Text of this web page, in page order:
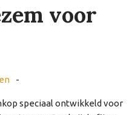
voor
-
speciaal ontwikkeld voor